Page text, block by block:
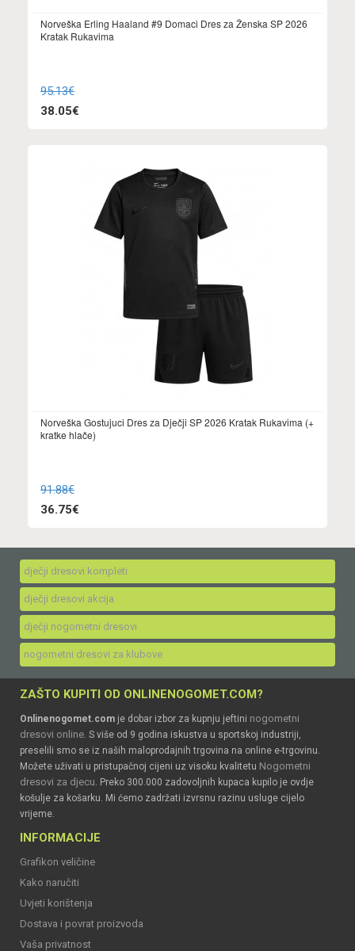
Norveška Erling Haaland #9 Domaci Dres za Ženska SP 2026
Kratak Rukavima
95.13€
38.05€
Norveška Gostujuci Dres za Dječji SP 2026 Kratak Rukavima (+
kratke hlače)
91.88€
36.75€
dječji dresovi kompleti
dječji dresovi akcija
dječji nogometni dresovi
nogometni dresovi za klubove
ZAŠTO KUPITI OD ONLINENOGOMET.COM?
Onlinenogomet.com je dobar izbor za kupnju jeftini nogometni
dresovi online. S više od 9 godina iskustva u sportskoj industriji,
preselili smo se iz naših maloprodajnih trgovina na online e-trgovinu.
Možete uživati u pristupačnoj cijeni uz visoku kvalitetu Nogometni
dresovi za djecu. Preko 300.000 zadovoljnih kupaca kupilo je ovdje
košulje za košarku. Mi ćemo zadržati izvrsnu razinu usluge cijelo
vrijeme.
INFORMACIJE
Grafikon veličine
Kako naručiti
Uvjeti korištenja
Dostava i povrat proizvoda
Vaša privatnost